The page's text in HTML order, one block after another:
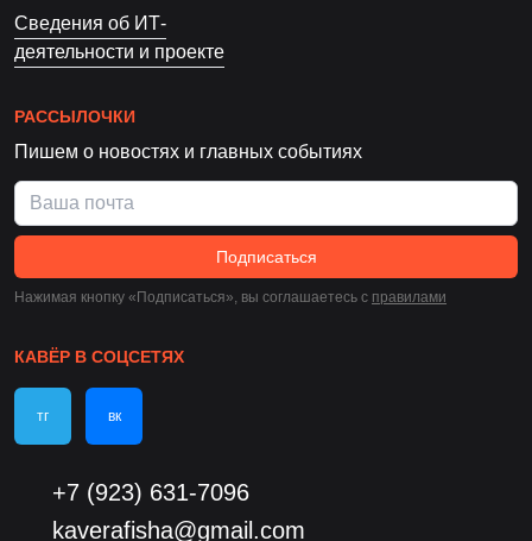
Сведения об ИТ-
деятельности и проекте
РАССЫЛОЧКИ
Пишем о новостях и главных событиях
Подписаться
Нажимая кнопку «Подписаться», вы соглашаетесь c правилами
КАВЁР В СОЦСЕТЯХ
тг вк
+7 (923) 631-7096
kaverafisha@gmail.com